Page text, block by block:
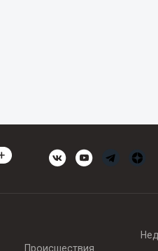
Происшествия